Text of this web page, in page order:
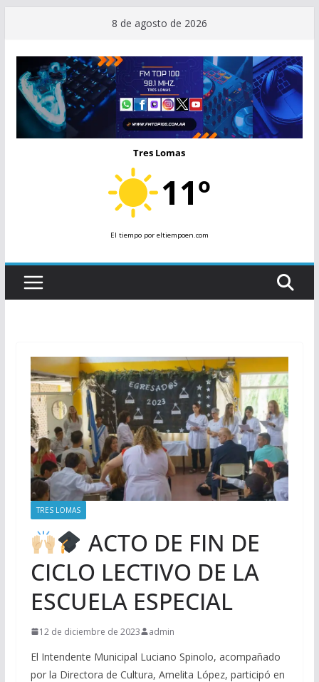
contenido
8 de agosto de 2026
Tres Lomas
11º
El tiempopor eltiempoen.com
TRES LOMAS
ACTO DE FIN DE
CICLO LECTIVO DE LA
ESCUELA ESPECIAL
12 de diciembre de 2023 admin
El Intendente Municipal Luciano Spinolo, acompañado
por la Directora de Cultura, Amelita López, participó en